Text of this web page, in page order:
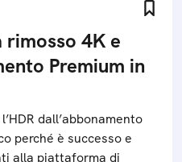
rimosso 4K e
Premium in
dall’abbonamento
perché è successo e
alla piattaforma di